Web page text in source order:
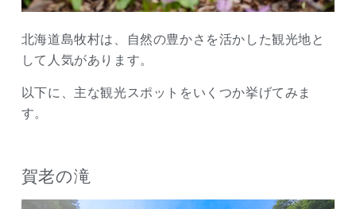
北海道島牧村は、自然の豊かさを活かした観光地と
して人気があります。
以下に、主な観光スポットをいくつか挙げてみま
す。
賀老の滝